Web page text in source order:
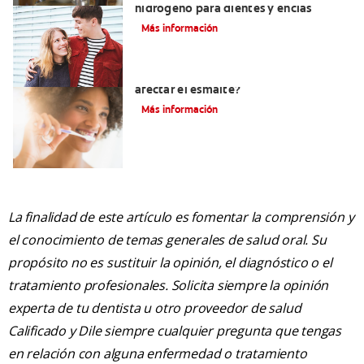
hidrógeno para dientes y encías
Más información
afectar el esmalte?
Más información
La finalidad de este artículo es fomentar la comprensión y
el conocimiento de temas generales de salud oral. Su
propósito no es sustituir la opinión, el diagnóstico o el
tratamiento profesionales. Solicita siempre la opinión
experta de tu dentista u otro proveedor de salud
Calificado y Dile siempre cualquier pregunta que tengas
en relación con alguna enfermedad o tratamiento